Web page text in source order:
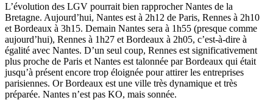
L’évolution des LGV pourrait bien rapprocher Nantes de la
Bretagne. Aujourd’hui, Nantes est à 2h12 de Paris, Rennes à 2h10
et Bordeaux à 3h15. Demain Nantes sera à 1h55 (presque comme
aujourd’hui), Rennes à 1h27 et Bordeaux à 2h05, c’est-à-dire à
égalité avec Nantes. D’un seul coup, Rennes est significativement
plus proche de Paris et Nantes est talonnée par Bordeaux qui était
jusqu’à présent encore trop éloignée pour attirer les entreprises
parisiennes. Or Bordeaux est une ville très dynamique et très
préparée. Nantes n’est pas KO, mais sonnée.